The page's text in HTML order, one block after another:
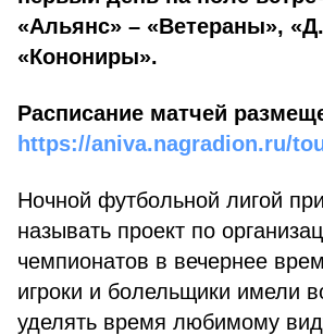
«Альянс» – «Ветераны»,
«Конониры».
Расписание матчей
https://aniva.nagradion.ru/
Ночной футбольной лигой
называть проект по
чемпионатов в вечернее
игроки и болельщики имели
уделять время любимому